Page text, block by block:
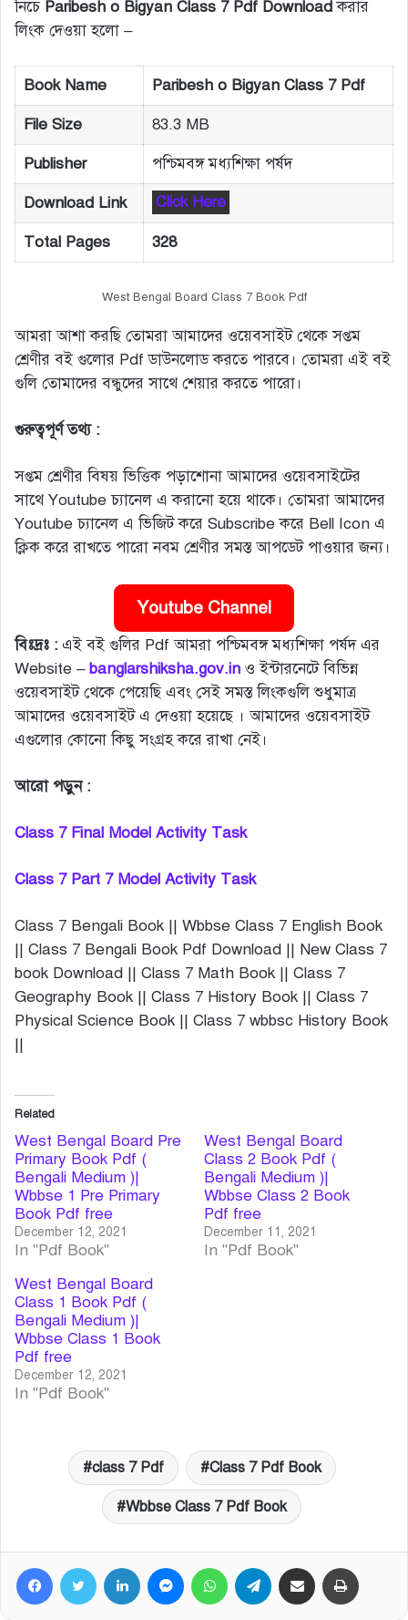
নিচে Paribesh o Bigyan Class 7 Pdf Downloadকরার
লিংক দেওয়া হলো –
Book Name Paribesh o Bigyan Class 7 Pdf
File Size 83.3 MB
Publisher পশ্চিমবঙ্গ মধ্যশিক্ষা পর্ষদ
Download Link Click Here
Total Pages 328
West Bengal Board Class 7 Book Pdf
আমরা আশা করছি তোমরা আমাদের ওয়েবসাইট থেকে সপ্তম
শ্রেণীর বই গুলোর Pdf ডাউনলোড করতে পারবে। তোমরা এই বই
গুলি তোমাদের বন্ধুদের সাথে শেয়ার করতে পারো।
গুরুত্বপূর্ণ তথ্য :
সপ্তম শ্রেণীর বিষয় ভিত্তিক পড়াশোনা আমাদের ওয়েবসাইটের
সাথে Youtube চ্যানেল এ করানো হয়ে থাকে। তোমরা আমাদের
Youtube চ্যানেল এ ভিজিট করে Subscribe করে Bell Icon এ
ক্লিক করে রাখতে পারো নবম শ্রেণীর সমস্ত আপডেট পাওয়ার জন্য।
Youtube Channel
বিঃদ্রঃ : এই বই গুলির Pdf আমরা পশ্চিমবঙ্গ মধ্যশিক্ষা পর্ষদ এর
Website –banglarshiksha.gov.in ও ইন্টারনেটে বিভিন্ন
ওয়েবসাইট থেকে পেয়েছি এবং সেই সমস্ত লিংকগুলি শুধুমাত্র
আমাদের ওয়েবসাইট এ দেওয়া হয়েছে । আমাদের ওয়েবসাইট
এগুলোর কোনো কিছু সংগ্রহ করে রাখা নেই।
আরো পড়ুন :
Class 7 Final Model Activity Task
Class 7 Part 7 Model Activity Task
Class 7 Bengali Book || Wbbse Class 7 English Book
|| Class 7 Bengali Book Pdf Download || New Class 7
book Download || Class 7 Math Book || Class 7
Geography Book || Class 7 History Book || Class 7
Physical Science Book || Class 7 wbbsc History Book
||
Related
West Bengal Board Pre
Primary Book Pdf (
Bengali Medium )|
Wbbse 1 Pre Primary
Book Pdf free
December 12, 2021
In "Pdf Book"
West Bengal Board
Class 2 Book Pdf (
Bengali Medium )|
Wbbse Class 2 Book
Pdf free
December 11, 2021
In "Pdf Book"
West Bengal Board
Class 1 Book Pdf (
Bengali Medium )|
Wbbse Class 1 Book
Pdf free
December 12, 2021
In "Pdf Book"
class 7 Pdf Class 7 Pdf Book
Wbbse Class 7 Pdf Book
Facebook Twitter LinkedIn MessengerWhatsApp Telegram Share via Email